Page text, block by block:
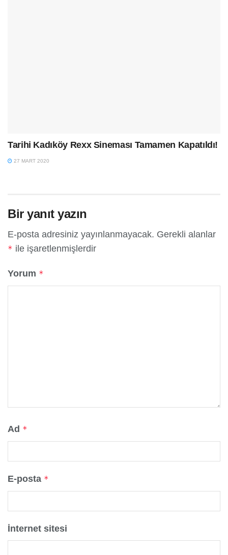
Tarihi Kadıköy Rexx Sineması Tamamen Kapatıldı!
27 MART 2020
Bir yanıt yazın
E-posta adresiniz yayınlanmayacak. Gerekli alanlar
* ile işaretlenmişlerdir
Yorum *
Ad *
E-posta *
İnternet sitesi